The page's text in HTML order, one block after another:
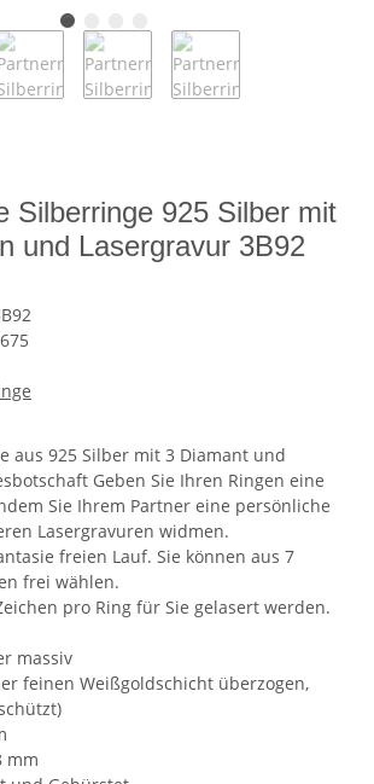
Silberringe 925 Silber mit
und Lasergravur 3B92
aus 925 Silber mit 3 Diamant und
Geben Sie Ihren Ringen eine
Sie Ihrem Partner eine persönliche
Lasergravuren widmen.
freien Lauf. Sie können aus 7
frei wählen.
pro Ring für Sie gelasert werden.
massiv
feinen Weißgoldschicht überzogen,
mm